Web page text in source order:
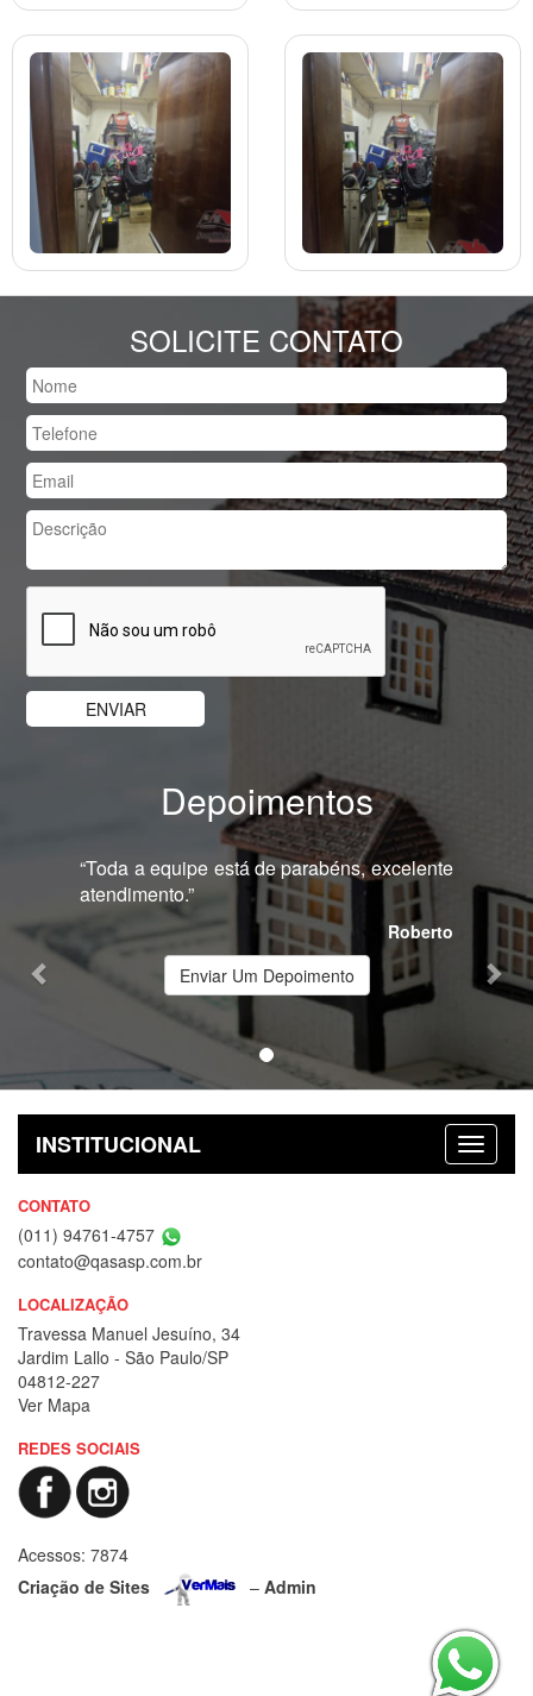
SOLICITE CONTATO
Depoimentos
“Toda a equipe está de parabéns, excelente
atendimento.”
Roberto
Enviar Um Depoimento
INSTITUCIONAL
CONTATO
(011) 94761-4757
contato@qasasp.com.br
LOCALIZAÇÃO
Travessa Manuel Jesuíno, 34
Jardim Lallo - São Paulo/SP
04812-227
Ver Mapa
REDES SOCIAIS
Acessos: 7874
Criação de Sites
– Admin